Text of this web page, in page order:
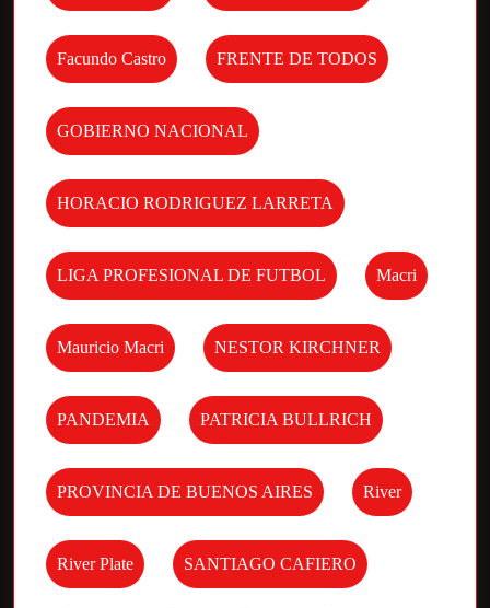
Facundo Castro FRENTE DE TODOS
GOBIERNO NACIONAL
HORACIO RODRIGUEZ LARRETA
LIGA PROFESIONAL DE FUTBOL Macri
Mauricio Macri NESTOR KIRCHNER
PANDEMIA PATRICIA BULLRICH
PROVINCIA DE BUENOS AIRES River
River Plate SANTIAGO CAFIERO